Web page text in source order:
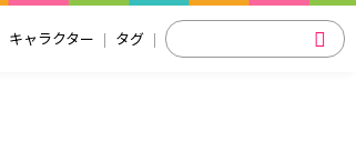
キャラクター タグ